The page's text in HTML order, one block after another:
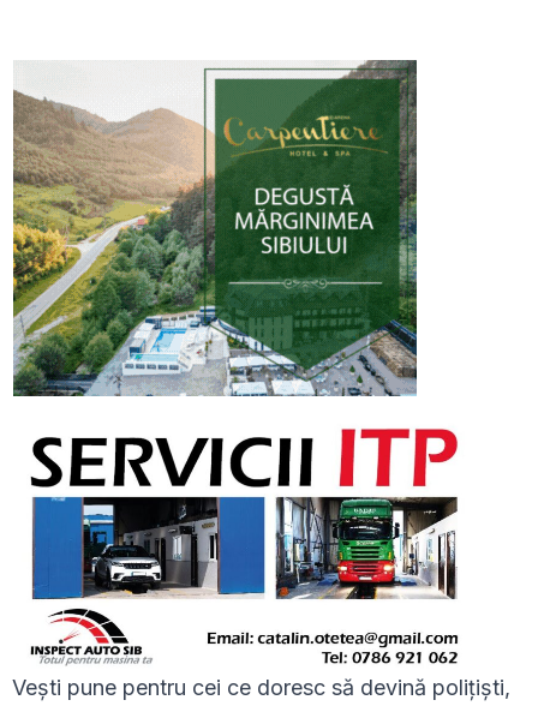
Vești pune pentru cei ce doresc să devină polițiști,